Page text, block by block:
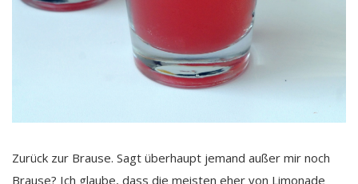
Zurück zur Brause. Sagt überhaupt jemand außer mir noch
Brause? Ich glaube, dass die meisten eher von Limonade